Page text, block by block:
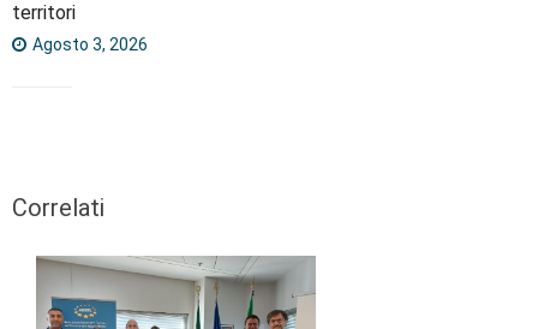
territori
Agosto 3, 2026
Correlati